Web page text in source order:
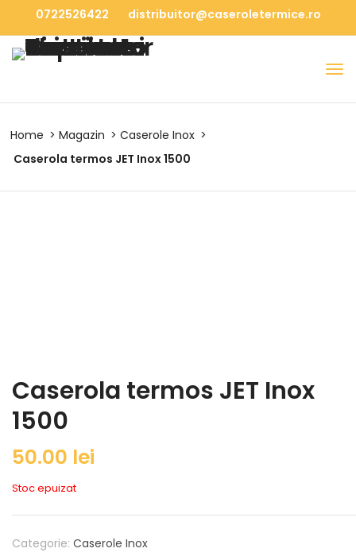
0722526422 distribuitor@caseroletermice.ro
Home Magazin
Caserole Inox
Caserola termos JET Inox 1500
Caserola termos JET Inox
1500
50.00 lei
Stoc epuizat
Categorie: Caserole Inox